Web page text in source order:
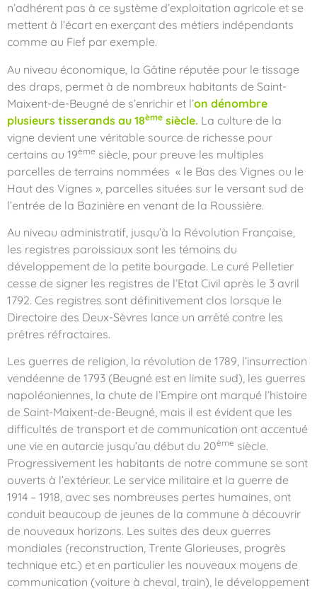
n’adhérent pas à ce système d’exploitation agricole et se
mettent à l’écart en exerçant des métiers indépendants
comme au Fief par exemple.
Au niveau économique, la Gâtine réputée pour le tissage
des draps, permet à de nombreux habitants de Saint-
Maixent-de-Beugné de s’enrichir et l’on dénombre
plusieurs tisserands au 18ème siècle. La culture de la
vigne devient une véritable source de richesse pour
certains au 19ème siècle, pour preuve les multiples
parcelles de terrains nommées « le Bas des Vignes ou le
Haut des Vignes », parcelles situées sur le versant sud de
l’entrée de la Bazinière en venant de la Roussière.
Au niveau administratif, jusqu’à la Révolution Française,
les registres paroissiaux sont les témoins du
développement de la petite bourgade. Le curé Pelletier
cesse de signer les registres de l’Etat Civil après le 3 avril
1792. Ces registres sont définitivement clos lorsque le
Directoire des Deux-Sèvres lance un arrêté contre les
prêtres réfractaires.
Les guerres de religion, la révolution de 1789, l’insurrection
vendéenne de 1793 (Beugné est en limite sud), les guerres
napoléoniennes, la chute de l’Empire ont marqué l’histoire
de Saint-Maixent-de-Beugné, mais il est évident que les
difficultés de transport et de communication ont accentué
une vie en autarcie jusqu’au début du 20ème siècle.
Progressivement les habitants de notre commune se sont
ouverts à l’extérieur. Le service militaire et la guerre de
1914 – 1918, avec ses nombreuses pertes humaines, ont
conduit beaucoup de jeunes de la commune à découvrir
de nouveaux horizons. Les suites des deux guerres
mondiales (reconstruction, Trente Glorieuses, progrès
technique etc.) et en particulier les nouveaux moyens de
communication (voiture à cheval, train), le développement